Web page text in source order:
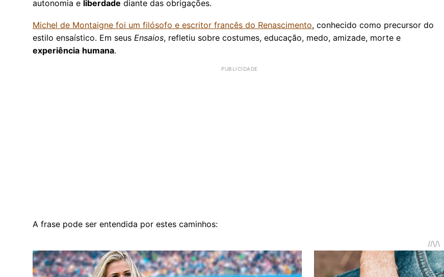
autonomia e liberdade diante das obrigações.
Michel de Montaigne foi um filósofo e escritor francês do Renascimento, conhecido como precursor do
estilo ensaístico. Em seus Ensaios, refletiu sobre costumes, educação, medo, amizade, morte e
experiência humana.
A frase pode ser entendida por estes caminhos: